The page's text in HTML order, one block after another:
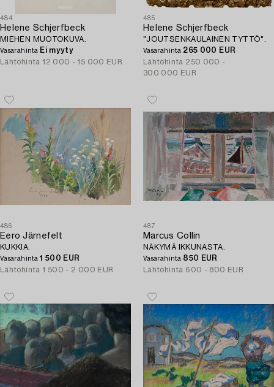
484
Helene Schjerfbeck
MIEHEN MUOTOKUVA.
Vasarahinta Ei myyty
Lähtöhinta 12 000 - 15 000 EUR
485
Helene Schjerfbeck
"JOUTSENKAULAINEN TYTTÖ".
Vasarahinta 265 000 EUR
Lähtöhinta 250 000 -
300 000 EUR
486
Eero Järnefelt
KUKKIA.
Vasarahinta1 500 EUR
Lähtöhinta 1 500 - 2 000 EUR
487
Marcus Collin
NÄKYMÄ IKKUNASTA.
Vasarahinta 850 EUR
Lähtöhinta 600 - 800 EUR